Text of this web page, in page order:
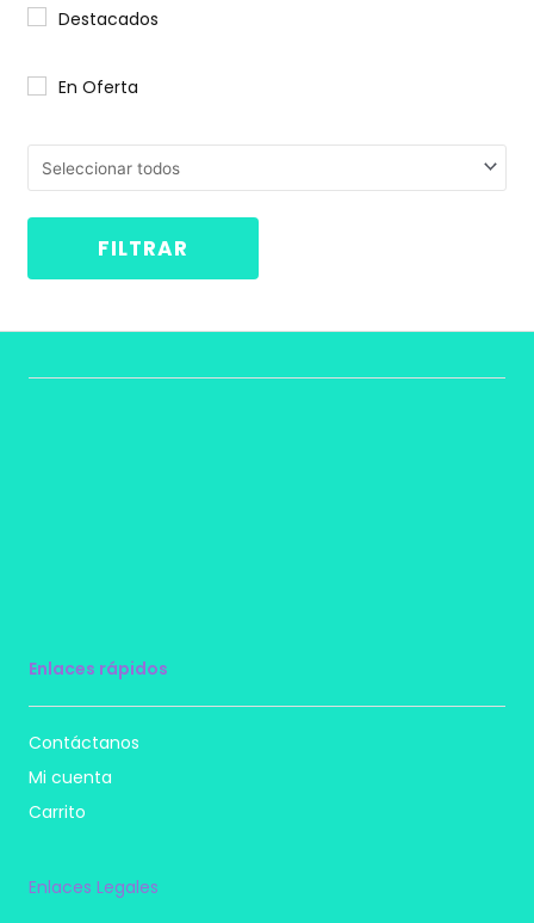
Destacados
En Oferta
FILTRAR
Enlaces rápidos
Contáctanos
Mi cuenta
Carrito
Enlaces Legales